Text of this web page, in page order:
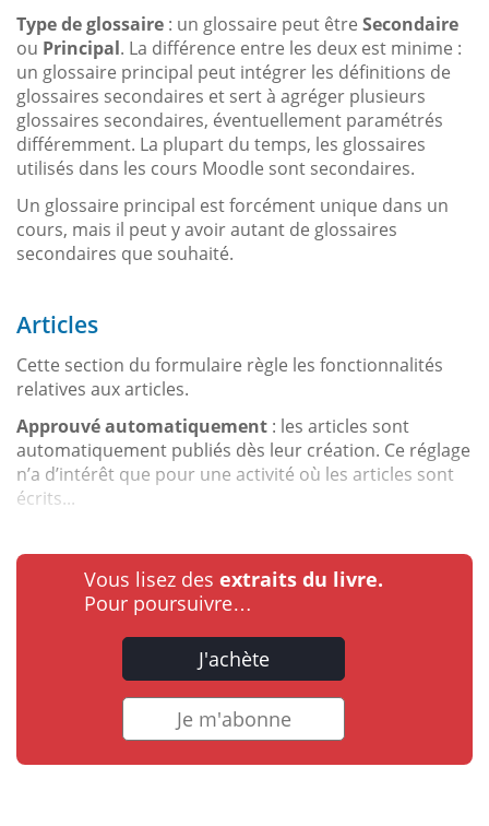
Type de glossaire : un glossaire peut être Secondaire
ou Principal. La différence entre les deux est minime :
un glossaire principal peut intégrer les définitions de
glossaires secondaires et sert à agréger plusieurs
glossaires secondaires, éventuellement paramétrés
différemment. La plupart du temps, les glossaires
utilisés dans les cours Moodle sont secondaires.
Un glossaire principal est forcément unique dans un
cours, mais il peut y avoir autant de glossaires
secondaires que souhaité.
Articles
Cette section du formulaire règle les fonctionnalités
relatives aux articles.
Approuvé automatiquement : les articles sont
automatiquement publiés dès leur création. Ce réglage
n’a d’intérêt que pour une activité où les articles sont
écrits...
Vous lisez des extraits du livre.
Pour poursuivre…
J'achète
Je m'abonne